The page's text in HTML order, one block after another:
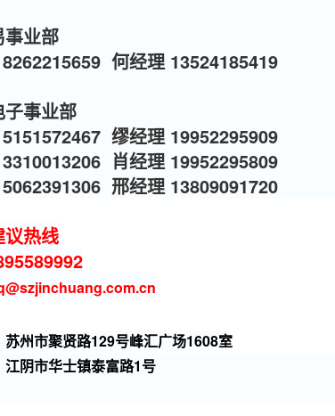
事业部
何经理 13524185419
事业部
缪经理 19952295909
肖经理 19952295809
邢经理 13809091720
热线
苏州市聚贤路129号峰汇广场1608室
江阴市华士镇泰富路1号